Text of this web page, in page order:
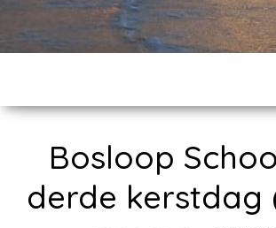
Bosloop
derde kerstdag